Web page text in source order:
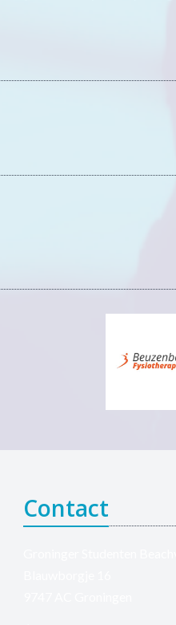
Contact